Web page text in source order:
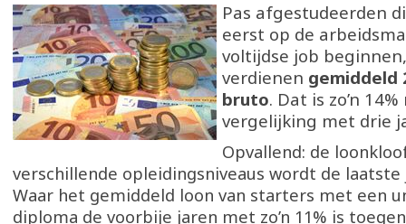
Pas afgestudeerden
eerst op de
voltijdse job beginnen,
verdienen gemiddeld
bruto. Dat is zo’n
vergelijking met drie
Opvallend: de
verschillende opleidingsniveaus wordt de laatste
Waar het gemiddeld loon van starters met een
diploma de voorbije jaren met zo’n 11% is